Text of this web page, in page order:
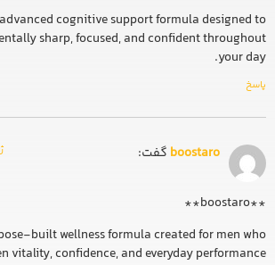
cognitive support formula designed to
sharp, focused, and confident throughout
your day.
پاسخ
boostaro گفت:
**boostaro**
built wellness formula created for men who
vitality, confidence, and everyday performance.